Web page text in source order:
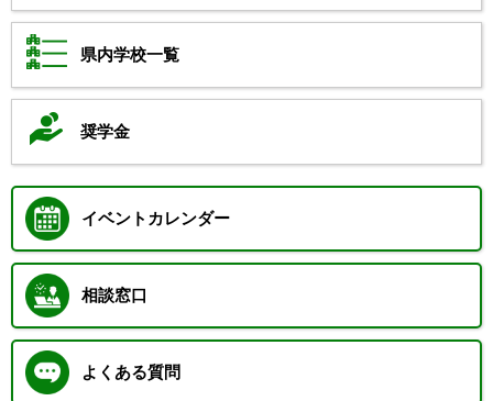
県内学校一覧
奨学金
イベントカレンダー
相談窓口
よくある質問